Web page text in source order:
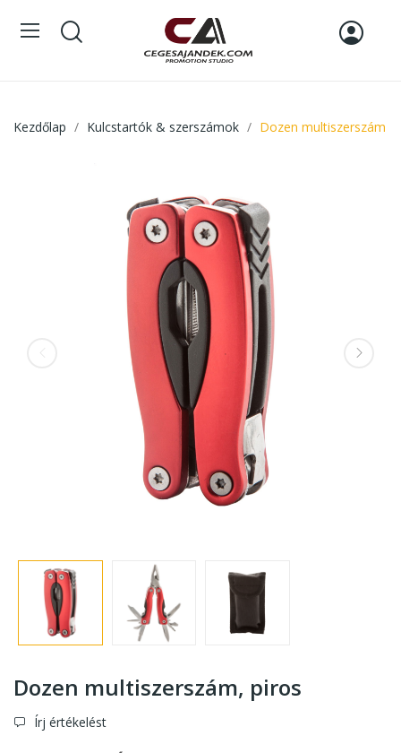
Kezdőlap Kulcstartók & szerszámok Dozen multiszerszám
Dozen multiszerszám, piros
Írj értékelést